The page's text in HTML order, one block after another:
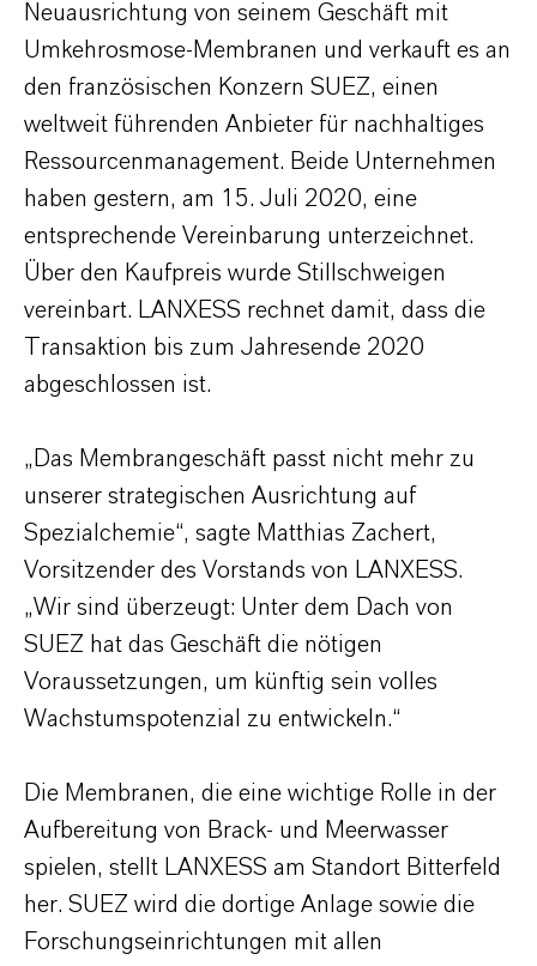
Neuausrichtung von seinem Geschäft mit
Umkehrosmose-Membranen und verkauft es an
den französischen Konzern SUEZ, einen
weltweit führenden Anbieter für nachhaltiges
Ressourcenmanagement. Beide Unternehmen
haben gestern, am 15. Juli 2020, eine
entsprechende Vereinbarung unterzeichnet.
Über den Kaufpreis wurde Stillschweigen
vereinbart. LANXESS rechnet damit, dass die
Transaktion bis zum Jahresende 2020
abgeschlossen ist.
„Das Membrangeschäft passt nicht mehr zu
unserer strategischen Ausrichtung auf
Spezialchemie“, sagte Matthias Zachert,
Vorsitzender des Vorstands von LANXESS.
„Wir sind überzeugt: Unter dem Dach von
SUEZ hat das Geschäft die nötigen
Voraussetzungen, um künftig sein volles
Wachstumspotenzial zu entwickeln.“
Die Membranen, die eine wichtige Rolle in der
Aufbereitung von Brack- und Meerwasser
spielen, stellt LANXESS am Standort Bitterfeld
her. SUEZ wird die dortige Anlage sowie die
Forschungseinrichtungen mit allen